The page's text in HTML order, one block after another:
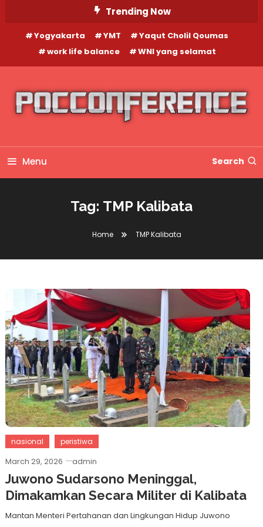
Content
Trending Now
Yogyakarta YMT
Yaqut Cholil Qoumas
work life balance
WNI yang selamat
Menu Search
Tag: TMP Kalibata
Home TMP Kalibata
nasional peristiwa
March 29, 2026 admin
Juwono Sudarsono Meninggal,
Dimakamkan Secara Militer di Kalibata
Mantan Menteri Pertahanan dan Lingkungan Hidup Juwono